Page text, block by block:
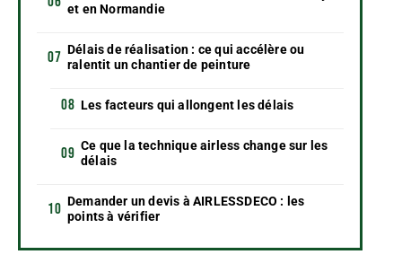
et en Normandie
Délais de réalisation : ce qui accélère ou
ralentit un chantier de peinture
Les facteurs qui allongent les délais
Ce que la technique airless change sur les
délais
Demander un devis à AIRLESSDECO : les
points à vérifier